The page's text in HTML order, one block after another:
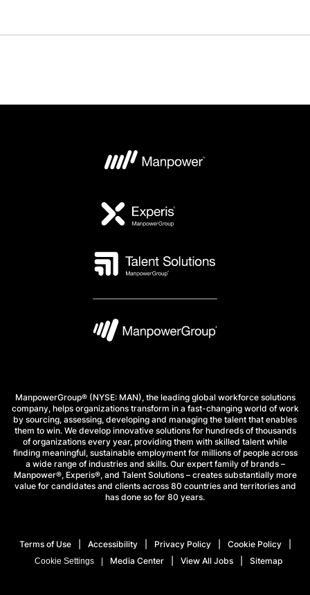
ManpowerGroup® (NYSE: MAN), the leading global workforce solutions
company, helps organizations transform in a fast-changing world of work
by sourcing, assessing, developing and managing the talent that enables
them to win. We develop innovative solutions for hundreds of thousands
of organizations every year, providing them with skilled talent while
finding meaningful, sustainable employment for millions of people across
a wide range of industries and skills. Our expert family of brands –
Manpower®, Experis®, and Talent Solutions – creates substantially more
value for candidates and clients across 80 countries and territories and
has done so for 80 years.
Terms of Use Accessibility Privacy Policy Cookie Policy
Cookie Settings Media Center View All Jobs Sitemap